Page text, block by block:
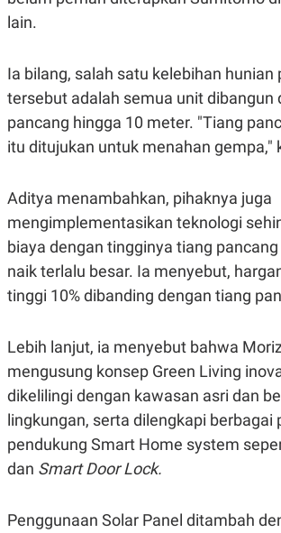
A
N
U
S
JARINGAN
K
T
A
N
A
C
A
D
E
P
S
R
L
E
A
S
D
L
A
N
G
A
N
A
E
K
I
N
E
J
A
E
T
lain.
Ia bilang, salah satu kelebihan hunian
tersebut adalah semua unit dibangun
pancang hingga 10 meter. "Tiang
itu ditujukan untuk menahan gempa,"
Aditya menambahkan, pihaknya juga
mengimplementasikan teknologi
biaya dengan tingginya tiang
naik terlalu besar. Ia menyebut,
tinggi 10% dibanding dengan tiang
Lebih lanjut, ia menyebut bahwa
mengusung konsep Green Living
dikelilingi dengan kawasan asri dan
lingkungan, serta dilengkapi berbagai
pendukung Smart Home system
dan Smart Door Lock.
Penggunaan Solar Panel ditambah